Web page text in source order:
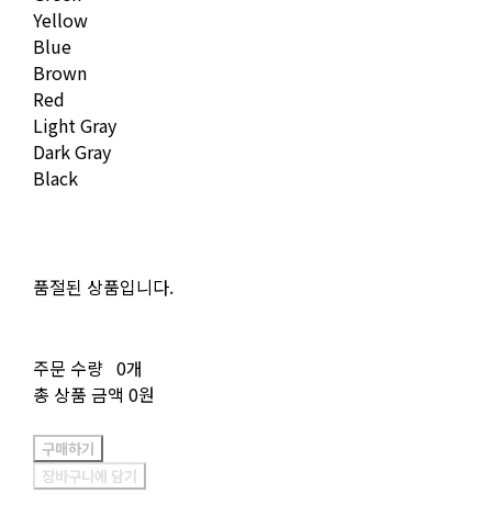
Yellow
Blue
Brown
Red
Light Gray
Dark Gray
Black
품절된 상품입니다.
주문 수량 0개
총 상품 금액 0원
구매하기
장바구니에 담기